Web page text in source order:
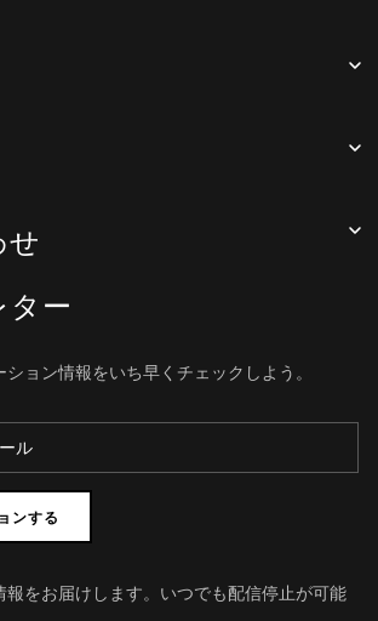
せ
ター
ョン情報をいち早くチェックしよう。
ンする
報をお届けします。いつでも配信停止が可能